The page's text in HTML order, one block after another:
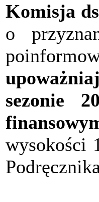
Komisja
o
sezonie
wysokości